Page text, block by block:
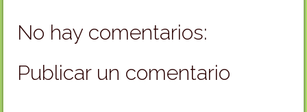
No hay comentarios:
Publicar un comentario